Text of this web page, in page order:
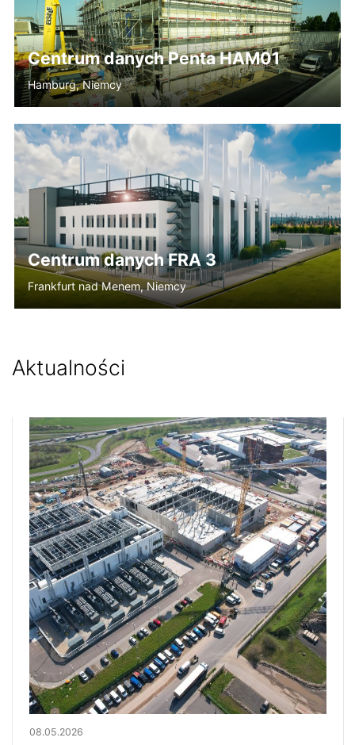
Centrum danych Penta HAM01
Hamburg, Niemcy
Centrum danych FRA 3
Frankfurt nad Menem, Niemcy
Aktualności
08.05.2026